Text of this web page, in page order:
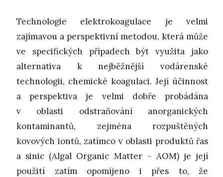
Technologie elektrokoagulace je velmi
zajímavou a perspektivní metodou, která může
ve specifických případech být využita jako
alternativa k nejběžnější vodárenské
technologii, chemické koagulaci. Její účinnost
a perspektiva je velmi dobře probádána
v oblasti odstraňování anorganických
kontaminantů, zejména rozpuštěných
kovových iontů, zatímco v oblasti produktů řas
a sinic (Algal Organic Matter – AOM) je její
použití zatím opomíjeno i přes to, že